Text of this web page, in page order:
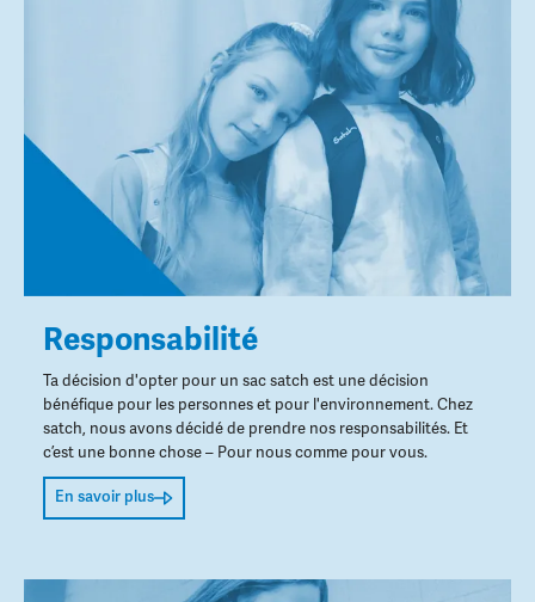
Responsabilité
Ta décision d'opter pour un sac satch est une décision
bénéfique pour les personnes et pour l'environnement. Chez
satch, nous avons décidé de prendre nos responsabilités. Et
c’est une bonne chose – Pour nous comme pour vous.
En savoir plus